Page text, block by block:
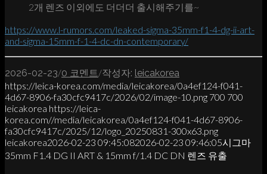
2개 렌즈 이외에도 더더더 출시해주기를~
https://www.l-rumors.com/leaked-sigma-35mm-f1-4-dg-ii-art-
and-sigma-15mm-f-1-4-dc-dn-contemporary/
2026-02-23/0 코멘트 /작성자: leicakorea
https://leica-korea.com/media/leicakorea/0a4ef124-f041-
4d67-8906-fa30cfc9417c/2026/02/image-10.png 700 700
leicakorea https://leica-
korea.com//media/leicakorea/0a4ef124-f041-4d67-8906-
fa30cfc9417c/2025/12/logo_20250831-300x63.png
leicakorea2026-02-23 09:45:082026-02-23 09:46:05시그마
35mm F1.4 DG II ART & 15mm f/1.4 DC DN 렌즈 유출